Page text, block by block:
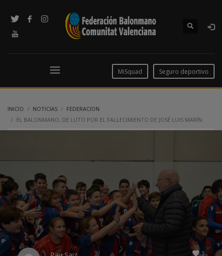
MiSquad Seguro deportivo
INICIO NOTICIAS
FEDERACION
EL BALONMANO, DE LUTO POR EL FALLECIMIENTO DE JOSÉ LUIS MARÍN
2